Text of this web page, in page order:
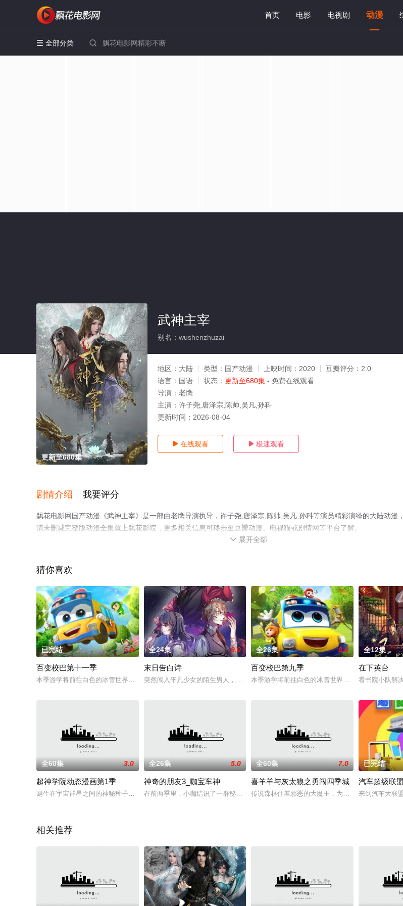
首页 电影 电视剧 动漫
 全部分类 
更新至680集
武神主宰
别名：wushenzhuzai
地区： 大陆 类型： 国产动漫 上映时间： 2020 豆瓣评分： 2.0
语言： 国语 状态： 更新至680集 - 免费在线观看
导演： 老鹰
主演： 许子尧,唐泽宗,陈帅,吴凡,孙科
更新时间： 2026-08-04
 在线观看  极速观看
剧情介绍 我要评分
飘花电影网国产动漫《武神主宰》是一部由老鹰导演执导，许子尧,唐泽宗,陈帅,吴凡,孙科等演员精彩演绎的大陆动漫
清未删减完整版动漫全集就上飘花影院，更多相关信息可移步至豆瓣动漫、电视猫或剧情网等平台了解。
 展开全部
猜你喜欢
已完结 5.0
百变校巴第十一季
本季游学将前往白色的冰雪世界，这里生活着独特的雪地精灵，各种各样的冰上娱乐项目，还有美丽的极光和雪景，都在向我
全24集 9.0
末日告白诗
突然闯入平凡少女的陌生男人，是恶魔还是中二少年？重生的毁灭者要夺回世界，条件居
全26集 8.0
百变校巴第九季
本季游学将前往白色的冰雪世界，这里生活着独特
全12集
在下英台
看书院小队解
全60集 3.0
超神学院动态漫画第1季
诞生在宇宙群星之间的神秘种子，以帮助智慧生命突破文明瓶颈为使命，它们被称之为“超神学院”。超神学院孕育着成为神，
全26集 5.0
神奇的朋友3_咖宝车神
在前两季里，小咖结识了一群秘密的朋友：来自未来的汽车变形机器人——咖宝车神，它
全60集 7.0
喜羊羊与灰太狼之勇闯四季城
传说森林住着邪恶的大魔王，为了帮助小精灵脱险
已完结
汽车超级联盟
来到汽车大联
相关推荐